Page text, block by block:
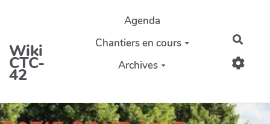
Aller au contenu principal
Wiki
CTC-
42
Agenda
Chantiers en cours
Archives